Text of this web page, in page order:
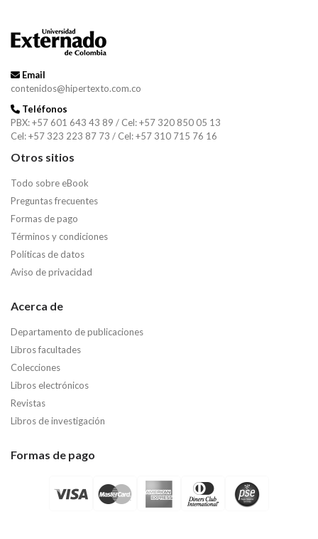
Email
contenidos@hipertexto.com.co
Teléfonos
PBX: +57 601 643 43 89 / Cel: +57 320 850 05 13
Cel: +57 323 223 87 73 / Cel: +57 310 715 76 16
Otros sitios
Todo sobre eBook
Preguntas frecuentes
Formas de pago
Términos y condiciones
Políticas de datos
Aviso de privacidad
Acerca de
Departamento de publicaciones
Libros facultades
Colecciones
Libros electrónicos
Revistas
Libros de investigación
Formas de pago